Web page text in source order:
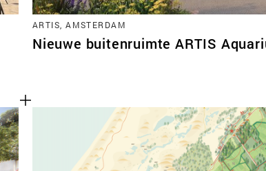
ARTIS, AMSTERDAM
Nieuwe buitenruimte ARTIS